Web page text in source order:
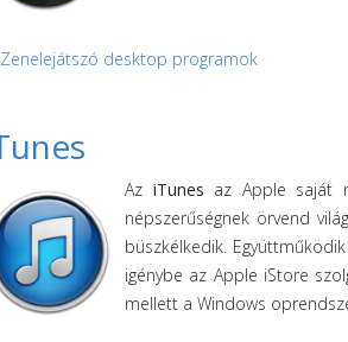
Zenelejátszó desktop programok
Az iTunes az Apple saját
népszerűségnek örvend
büszkélkedik.
igénybe az Apple iStore
mellett a Windows